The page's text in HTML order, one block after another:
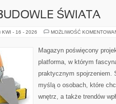
ŚWIATA
KWI - 16 - 2026 MOŻLIWOŚĆ
Magazyn poświęcony
platforma, w którym
praktycznym spojrzeniem.
myślą o osobach, które
wnętrz, a także trendów